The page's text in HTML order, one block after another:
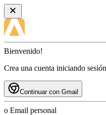
Bienvenido!
Crea una cuenta iniciando
Continuar con Gmail
o Email personal